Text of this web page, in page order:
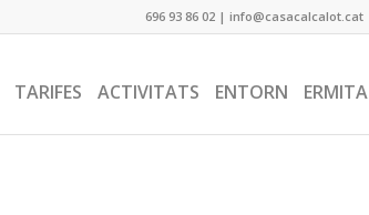
696 93 86 02 | info@casacalcalot.cat
TARIFES ACTIVITATS ENTORN ERMITA